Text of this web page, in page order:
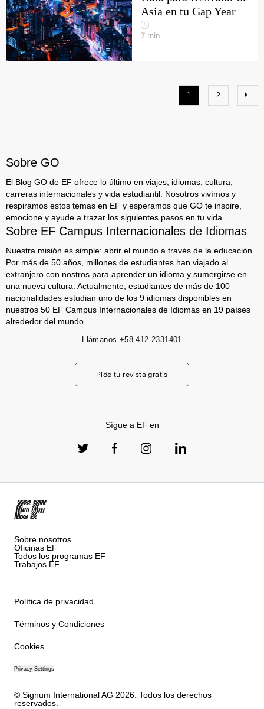
Asia en tu Gap Year
7 min
1 2
Sobre GO
El Blog GO de EF ofrece lo último en viajes, idiomas, cultura,
carreras internacionales y vida estudiantil. Nosotros vivímos y
respiramos estos temas en EF y esperamos que GO te inspire,
emocione y ayude a trazar los siguientes pasos en tu vida.
Sobre EF Campus Internacionales de Idiomas
Nuestra misión es simple: abrir el mundo a través de la educación.
Por más de 50 años, millones de estudiantes han viajado al
extranjero con nostros para aprender un idioma y sumergirse en
una nueva cultura. Actualmente, estudiantes de más de 100
nacionalidades estudian uno de los 9 idiomas disponibles en
nuestros 50 EF Campus Internacionales de Idiomas en 19 países
alrededor del mundo.
Llámanos +58 412-2331401
Pide tu revista gratis
Sígue a EF en
Sobre nosotros
Oficinas EF
Todos los programas EF
Trabajos EF
Política de privacidad
Términos y Condiciones
Cookies
Privacy Settings
© Signum International AG 2026. Todos los derechos
reservados.